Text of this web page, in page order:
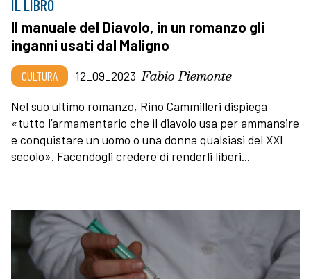
IL LIBRO
Il manuale del Diavolo, in un romanzo gli
inganni usati dal Maligno
CULTURA 12_09_2023 Fabio Piemonte
Nel suo ultimo romanzo, Rino Cammilleri dispiega
«tutto l’armamentario che il diavolo usa per ammansire
e conquistare un uomo o una donna qualsiasi del XXI
secolo». Facendogli credere di renderli liberi...